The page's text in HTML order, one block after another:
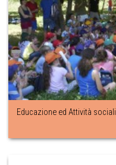
Educazione ed Attività sociali